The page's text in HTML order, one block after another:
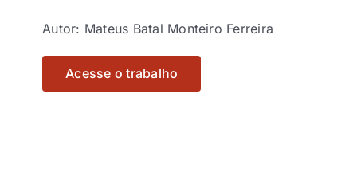
Autor: Mateus Batal Monteiro Ferreira
Acesse o trabalho